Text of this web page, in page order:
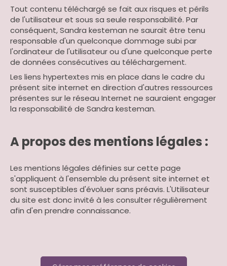
Tout contenu téléchargé se fait aux risques et périls
de l'utilisateur et sous sa seule responsabilité. Par
conséquent, Sandra kesteman ne saurait être tenu
responsable d'un quelconque dommage subi par
l'ordinateur de l'utilisateur ou d'une quelconque perte
de données consécutives au téléchargement.
Les liens hypertextes mis en place dans le cadre du
présent site internet en direction d'autres ressources
présentes sur le réseau Internet ne sauraient engager
la responsabilité de Sandra kesteman.
A propos des mentions légales :
Les mentions légales définies sur cette page
s'appliquent à l'ensemble du présent site internet et
sont susceptibles d'évoluer sans préavis. L'Utilisateur
du site est donc invité à les consulter régulièrement
afin d'en prendre connaissance.